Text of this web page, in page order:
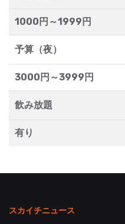
1000円～1999円
予算（夜）
3000円～3999円
飲み放題
有り
スカイチニュース